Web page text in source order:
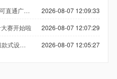
“青创杯”报名开启！符合条件项目可直通广州科技创新创业大赛
2026-08-07 12:09:33
赛开始啦
2026-08-07 12:07:29
关于公开征集漳州市中小学生校服款式设计方案的公告
2026-08-07 12:05:27